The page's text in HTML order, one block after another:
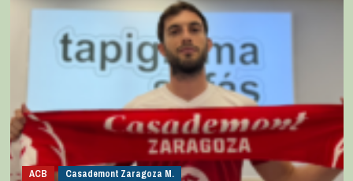
ACB Casademont Zaragoza M.